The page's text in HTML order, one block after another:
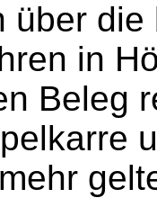
über die
in
Beleg